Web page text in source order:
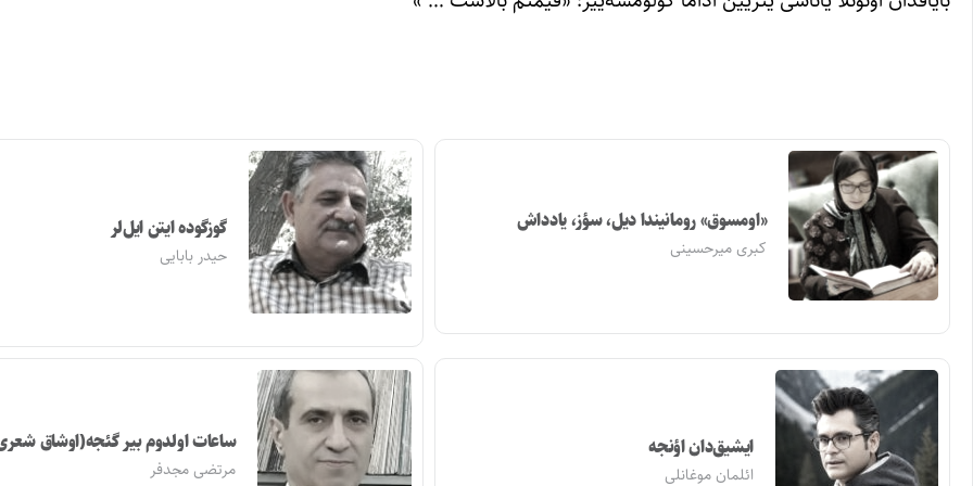
«اومسوق» رومانیندا دیل، سؤز، یادداش
کبری میرحسینی
گوزگوده ایتن ایل‌لر
حیدر بابایی
ایشیق‌دان اؤنجه
ائلمان موغانلی
ساعات اولدوم بیر گئجه(اوشاق
مرتضی مجدفر